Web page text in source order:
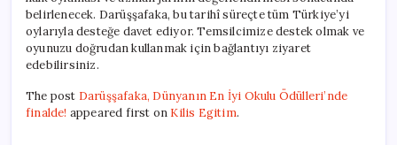
belirlenecek. Darüşşafaka, bu tarihî süreçte tüm Türkiye’yi
oylarıyla desteğe davet ediyor. Temsilcimize destek olmak ve
oyunuzu doğrudan kullanmak için bağlantıyı ziyaret
edebilirsiniz.
The post Darüşşafaka, Dünyanın En İyi Okulu Ödülleri’nde
finalde! appeared first on Kilis Egitim.